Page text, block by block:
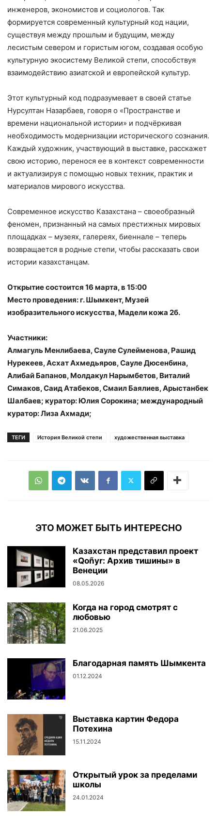
инженеров, экономистов и социологов. Так
формируется современный культурный код нации,
существуя между прошлым и будущим, между
лесистым севером и гористым югом, создавая особую
культурную экосистему Великой степи, способствуя
взаимодействию азиатской и европейской культур.
Этот культурный код подразумевает в своей статье
Нурсултан Назарбаев, говоря о «Пространстве и
времени национальной истории» и подчёркивая
необходимость модернизации исторического сознания.
Каждый художник, участвующий в выставке, расскажет
свою историю, перенося ее в контекст современности
и актуализируя с помощью новых техник, практик и
материалов мирового искусства.
Современное искусство Казахстана – своеобразный
феномен, признанный на самых престижных мировых
площадках – музеях, галереях, биеннале – теперь
возвращается в родные степи, чтобы рассказать свои
истории казахстанцам.
Открытие состоится 16 марта, в 15:00
Место проведения: г. Шымкент, Музей
изобразительного искусства, Мадели кожа 2б.
Участники:
Алмагуль Менлибаева, Сауле Сулейменова, Рашид
Нурекеев, Асхат Ахмедьяров, Сауле Дюсенбина,
Алибай Бапанов, Молдакул Нарымбетов, Виталий
Симаков, Саид Атабеков, Смаил Баялиев, Арыстанбек
Шалбаев; куратор: Юлия Сорокина; международный
куратор: Лиза Ахмади;
ТЕГИ История Великой степи художественная выставка
ЭТО МОЖЕТ БЫТЬ ИНТЕРЕСНО
Казахстан представил проект
«Qoñyr: Архив тишины» в
Венеции
08.05.2026
Когда на город смотрят с
любовью
21.06.2025
Благодарная память Шымкента
01.12.2024
Выставка картин Федора
Потехина
15.11.2024
Открытый урок за пределами
школы
24.01.2024